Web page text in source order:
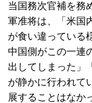
当国務次官補を務
軍准将は、「米国
が食い違っている
中国側がこの一連
出してしまった」
が静かに行われて
展することはなか